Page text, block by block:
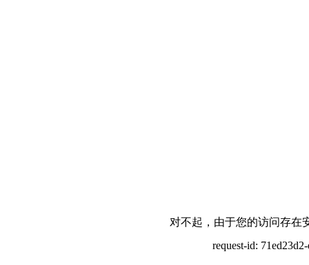
对不起，由于您的访问存在
request-id: